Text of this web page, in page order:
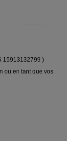
15913132799 )
ou en tant que vos